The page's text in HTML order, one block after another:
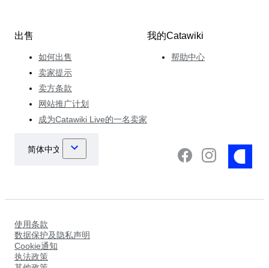
出售
如何出售
卖家提示
卖方条款
网站推广计划
成为Catawiki Live的一名卖家
我的Catawiki
帮助中心
使用条款
数据保护及隐私声明
Cookie通知
执法政策